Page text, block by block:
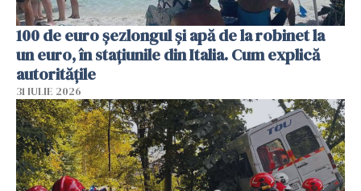
100 de euro șezlongul și apă de la robinet la
un euro, în stațiunile din Italia. Cum explică
autoritățile
31 IULIE 2026